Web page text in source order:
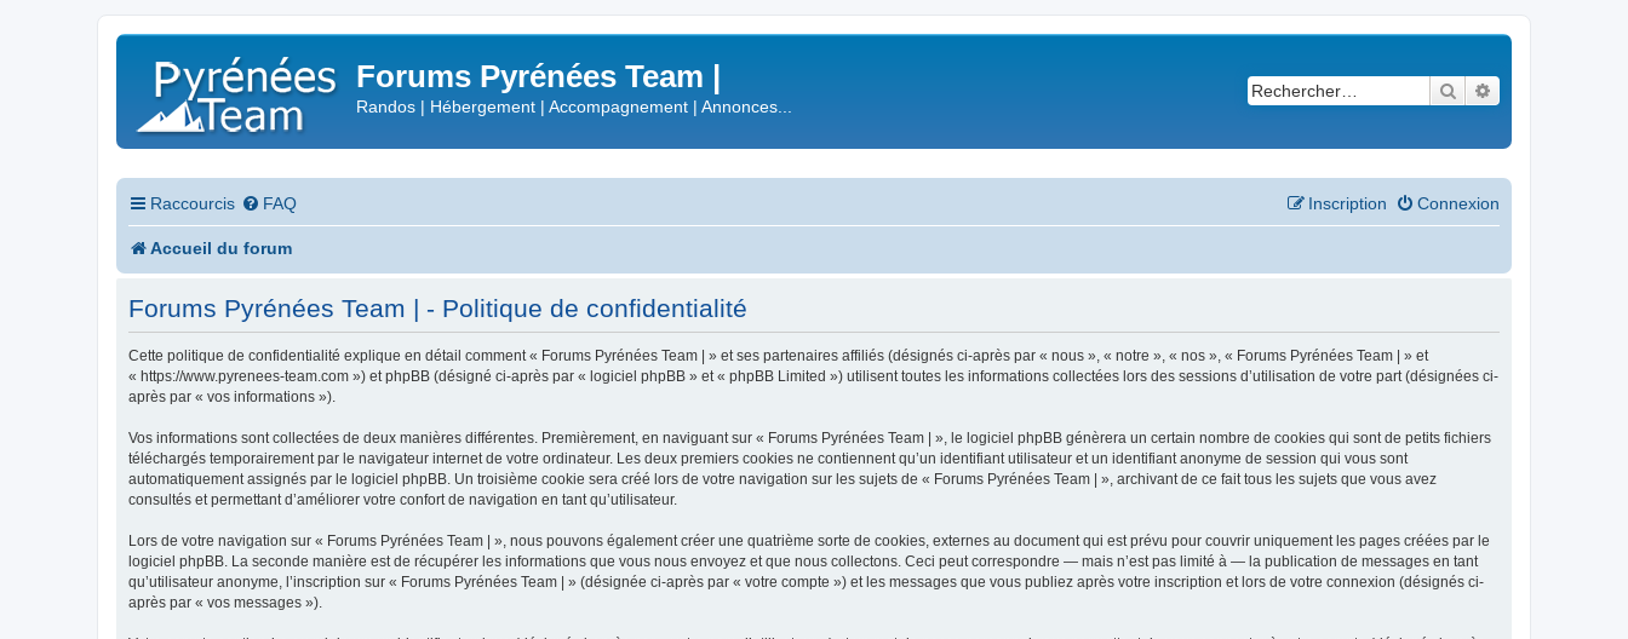
Forums Pyrénées Team |
Randos | Hébergement | Accompagnement | Annonces...
Rechercher
Raccourcis FAQ Connexion
Inscription
Accueil du forum
Forums Pyrénées Team | - Politique de confidentialité
Cette politique de confidentialité explique en détail comment « Forums Pyrénées Team | » et ses partenaires affiliés (désignés ci-après par « nous », « notre », « nos », « Forums Pyrénées Team | » et
« https://www.pyrenees-team.com ») et phpBB (désigné ci-après par « logiciel phpBB » et « phpBB Limited ») utilisent toutes les informations collectées lors des sessions d’utilisation de votre part (désignées ci-
après par « vos informations »).
Vos informations sont collectées de deux manières différentes. Premièrement, en naviguant sur « Forums Pyrénées Team | », le logiciel phpBB génèrera un certain nombre de cookies qui sont de petits fichiers
téléchargés temporairement par le navigateur internet de votre ordinateur. Les deux premiers cookies ne contiennent qu’un identifiant utilisateur et un identifiant anonyme de session qui vous sont
automatiquement assignés par le logiciel phpBB. Un troisième cookie sera créé lors de votre navigation sur les sujets de « Forums Pyrénées Team | », archivant de ce fait tous les sujets que vous avez
consultés et permettant d’améliorer votre confort de navigation en tant qu’utilisateur.
Lors de votre navigation sur « Forums Pyrénées Team | », nous pouvons également créer une quatrième sorte de cookies, externes au document qui est prévu pour couvrir uniquement les pages créées par le
logiciel phpBB. La seconde manière est de récupérer les informations que vous nous envoyez et que nous collectons. Ceci peut correspondre — mais n’est pas limité à — la publication de messages en tant
qu’utilisateur anonyme, l’inscription sur « Forums Pyrénées Team | » (désignée ci-après par « votre compte ») et les messages que vous publiez après votre inscription et lors de votre connexion (désignés ci-
après par « vos messages »).